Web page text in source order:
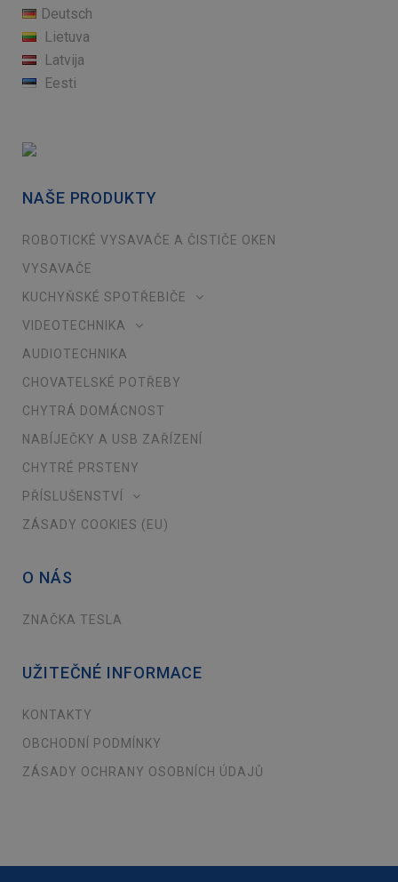
Deutsch
Lietuva
Latvija
Eesti
NAŠE PRODUKTY
ROBOTICKÉ VYSAVAČE A ČISTIČE OKEN
VYSAVAČE
KUCHYŇSKÉ SPOTŘEBIČE
VIDEOTECHNIKA
AUDIOTECHNIKA
CHOVATELSKÉ POTŘEBY
CHYTRÁ DOMÁCNOST
NABÍJEČKY A USB ZAŘÍZENÍ
CHYTRÉ PRSTENY
PŘÍSLUŠENSTVÍ
ZÁSADY COOKIES (EU)
O NÁS
ZNAČKA TESLA
UŽITEČNÉ INFORMACE
KONTAKTY
OBCHODNÍ PODMÍNKY
ZÁSADY OCHRANY OSOBNÍCH ÚDAJŮ